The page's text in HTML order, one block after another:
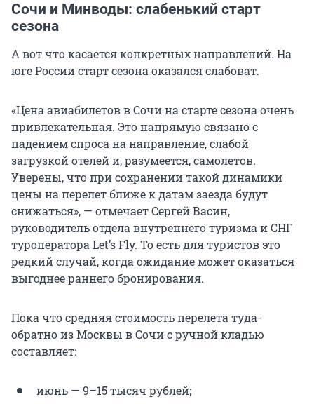
Сочи и Минводы: слабенький старт
сезона
А вот что касается конкретных направлений. На
юге России старт сезона оказался слабоват.
«Цена авиабилетов в Сочи на старте сезона очень
привлекательная. Это напрямую связано с
падением спроса на направление, слабой
загрузкой отелей и, разумеется, самолетов.
Уверены, что при сохранении такой динамики
цены на перелет ближе к датам заезда будут
снижаться», — отмечает Сергей Васин,
руководитель отдела внутреннего туризма и СНГ
туроператора Let’s Fly. То есть для туристов это
редкий случай, когда ожидание может оказаться
выгоднее раннего бронирования.
Пока что средняя стоимость перелета туда-
обратно из Москвы в Сочи с ручной кладью
составляет:
июнь — 9–15 тысяч рублей;